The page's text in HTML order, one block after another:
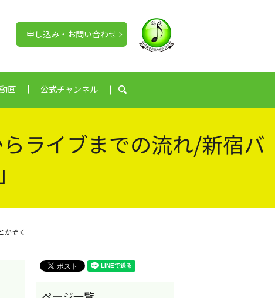
画 公式チャンネル search
申し込み・お問い合わせ
ライブまでの流れ/新宿バ
ぞく」